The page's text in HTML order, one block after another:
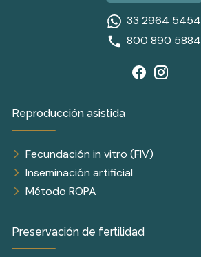
33 2964 5454
800 890 5884
Reproducción asistida
Fecundación in vitro (FIV)
Inseminación artificial
Método ROPA
Preservación de fertilidad